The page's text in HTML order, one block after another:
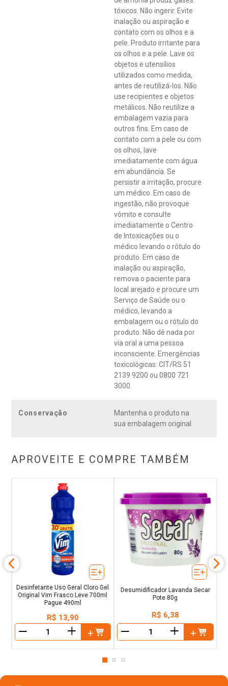
tóxicos. Não ingerir. Evite
inalação ou aspiração e
contato com os olhos e a
pele. Produto irritante para
os olhos e a pele. Lave os
objetos e utensílios
utilizados como medida,
antes de reutilizá-los. Não
use recipientes e objetos
metálicos. Não reutilize a
embalagem vazia para
outros fins. Em caso de
contato com a pele ou com
os olhos, lave
imediatamente com água
em abundância. Se
persistir a irritação, procure
um médico. Em caso de
ingestão, não provoque
vômito e consulte
imediatamente o Centro
de Intoxicações ou o
médico levando o rótulo do
produto. Em caso de
inalação ou aspiração,
remova o paciente para
local arejado e procure um
Serviço de Saúde ou o
médico, levando a
embalagem ou o rótulo do
produto. Não dê nada por
via oral a uma pessoa
inconsciente. Emergências
toxicológicas: CIT/RS 51
2139 9200 ou 0800 721
3000.
Conservação
Mantenha o produto na
sua embalagem original.
APROVEITE E COMPRE TAMBÉM
Desinfetante Uso Geral Cloro Gel
Original Vim Frasco Leve 700ml
Pague 490ml
R$ 13,90
＋
Desumidificador Lavanda Secar
Pote 80g
R$ 6,38
＋